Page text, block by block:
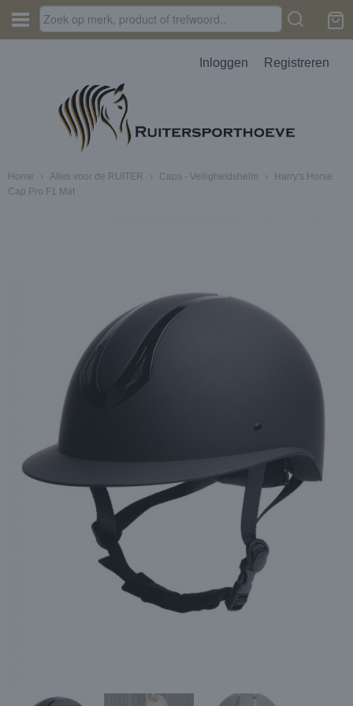
Inloggen Registreren
Home › Alles voor de RUITER › Caps - Veiligheidshelm ›
Harry's Horse
Cap Pro F1 Mat